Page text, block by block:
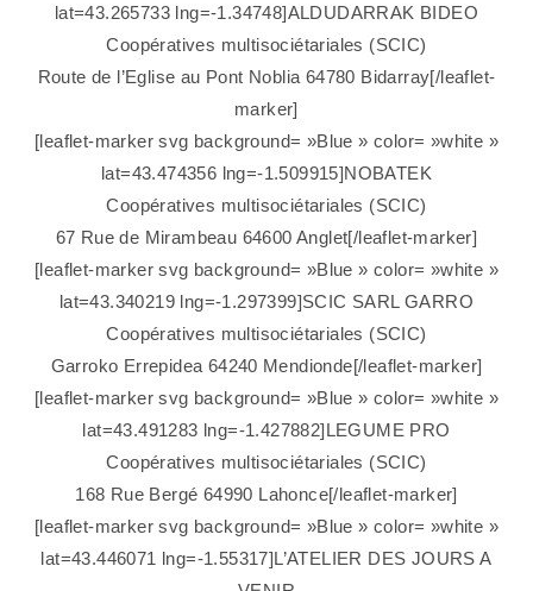
lat=43.265733 lng=-1.34748]ALDUDARRAK BIDEO
Coopératives multisociétariales (SCIC)
Route de l’Eglise au Pont Noblia 64780 Bidarray[/leaflet-
marker]
[leaflet-marker svg background= »Blue » color= »white »
lat=43.474356 lng=-1.509915]NOBATEK
Coopératives multisociétariales (SCIC)
67 Rue de Mirambeau 64600 Anglet[/leaflet-marker]
[leaflet-marker svg background= »Blue » color= »white »
lat=43.340219 lng=-1.297399]SCIC SARL GARRO
Coopératives multisociétariales (SCIC)
Garroko Errepidea 64240 Mendionde[/leaflet-marker]
[leaflet-marker svg background= »Blue » color= »white »
lat=43.491283 lng=-1.427882]LEGUME PRO
Coopératives multisociétariales (SCIC)
168 Rue Bergé 64990 Lahonce[/leaflet-marker]
[leaflet-marker svg background= »Blue » color= »white »
lat=43.446071 lng=-1.55317]L’ATELIER DES JOURS A